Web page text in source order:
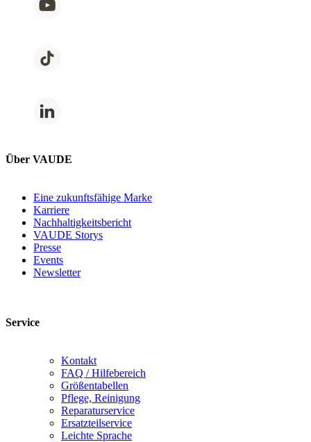
Über VAUDE
Eine zukunftsfähige Marke
Karriere
Nachhaltigkeitsbericht
VAUDE Storys
Presse
Events
Newsletter
Service
Kontakt
FAQ / Hilfebereich
Größentabellen
Pflege, Reinigung
Reparaturservice
Ersatzteilservice
Leichte Sprache